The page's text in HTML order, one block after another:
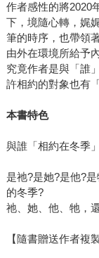
作者感性的將2020
下，境隨心轉，娓
筆的時序，也帶領
由外在環境所給予
究竟作者是與「誰
許相約的對象也有
本書特色
與誰「相約在冬季
是祂?是她?是他?
的冬季?
祂、她、他、牠，
【隨書贈送作者複